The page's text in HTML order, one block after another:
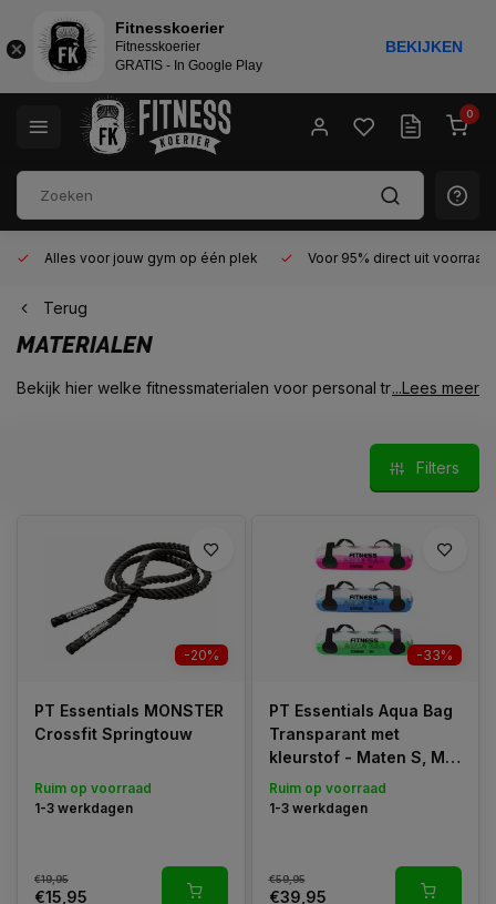
0
Alles voor jouw gym op één plek Voor 95% direct uit
Terug
MATERIALEN
Bekijk hier welke fitnessmaterialen voor personal training,...Lees meer
Filters
-20%
PT Essentials MONSTER
Crossfit Springtouw
Ruim op voorraad
1-3 werkdagen
€19,95
€15,95
-33%
PT Essentials Aqua Bag
Transparant met
kleurstof - Maten S, M
en L
Ruim op voorraad
1-3 werkdagen
€59,95
€39,95
Fitnesskoerier
Fitnesskoerier
GRATIS - In Google Play
BEKIJKEN